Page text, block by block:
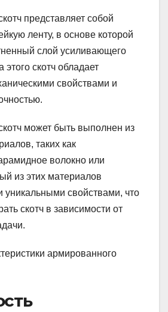
представляет собой
ленту, в основе которой
слой усиливающего
этого скотч обладает
свойствами и
может быть выполнен из
таких как
волокно или
из этих материалов
уникальными свойствами, что
скотч в зависимости от
армированного